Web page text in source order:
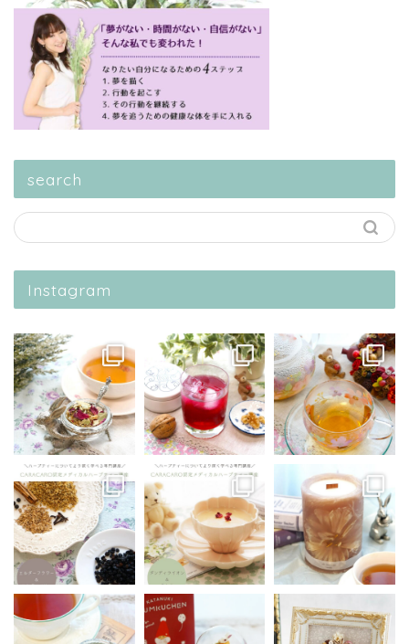
search
Instagram